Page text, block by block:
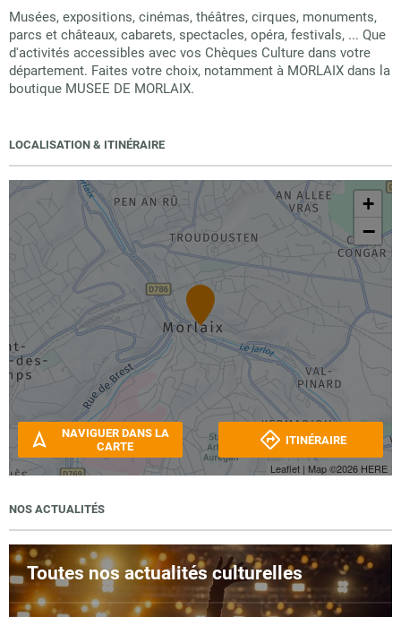
Musées, expositions, cinémas, théâtres, cirques, monuments,
parcs et châteaux, cabarets, spectacles, opéra, festivals, ... Que
d'activités accessibles avec vos Chèques Culture dans votre
département. Faites votre choix, notamment à MORLAIX dans la
boutique MUSEE DE MORLAIX.
LOCALISATION & ITINÉRAIRE
+
−
Leaflet | Map ©2026 HERE
NAVIGUER DANS LA
CARTE
ITINÉRAIRE
NOS ACTUALITÉS
Toutes nos actualités culturelles